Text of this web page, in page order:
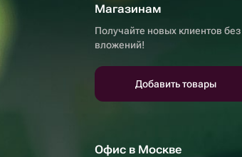
Магазинам
Получайте новых клиентов без
вложений!
Добавить товары
Офис в Москве